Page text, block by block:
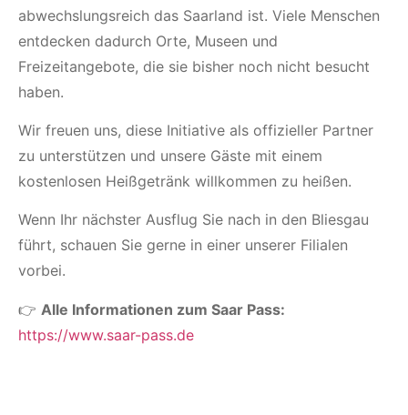
abwechslungsreich das Saarland ist. Viele Menschen
entdecken dadurch Orte, Museen und
Freizeitangebote, die sie bisher noch nicht besucht
haben.
Wir freuen uns, diese Initiative als offizieller Partner
zu unterstützen und unsere Gäste mit einem
kostenlosen Heißgetränk willkommen zu heißen.
Wenn Ihr nächster Ausflug Sie nach in den Bliesgau
führt, schauen Sie gerne in einer unserer Filialen
vorbei.
👉 Alle Informationen zum Saar Pass:
https://www.saar-pass.de